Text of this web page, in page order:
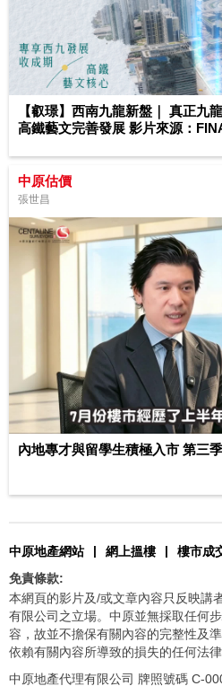
【叡璟】西南九龍新盤｜ 真正九
高鐵藝文完善發展 影片來源：
中原估價
張世昌
內地專才與留學生積極入市 第三
中原地產網站 | 網上搵樓 |
樓市成
免責條款:
本網頁的影片及/或文章內容只反映講
有限公司之立場。中原並無採取任何
容，故並不擔保有關內容的完整性及
依賴有關內容所導致的損失的任何法律
中原地產代理有限公司 牌照號碼 C-